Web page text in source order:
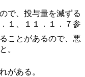
ことがあるので、悪
。
で、投与量を減ずる
１、１１．１．７参
がある。